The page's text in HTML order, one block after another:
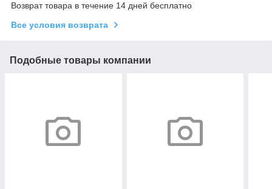
Возврат товара в течение 14 дней бесплатно
Все условия возврата
Подобные товары компании